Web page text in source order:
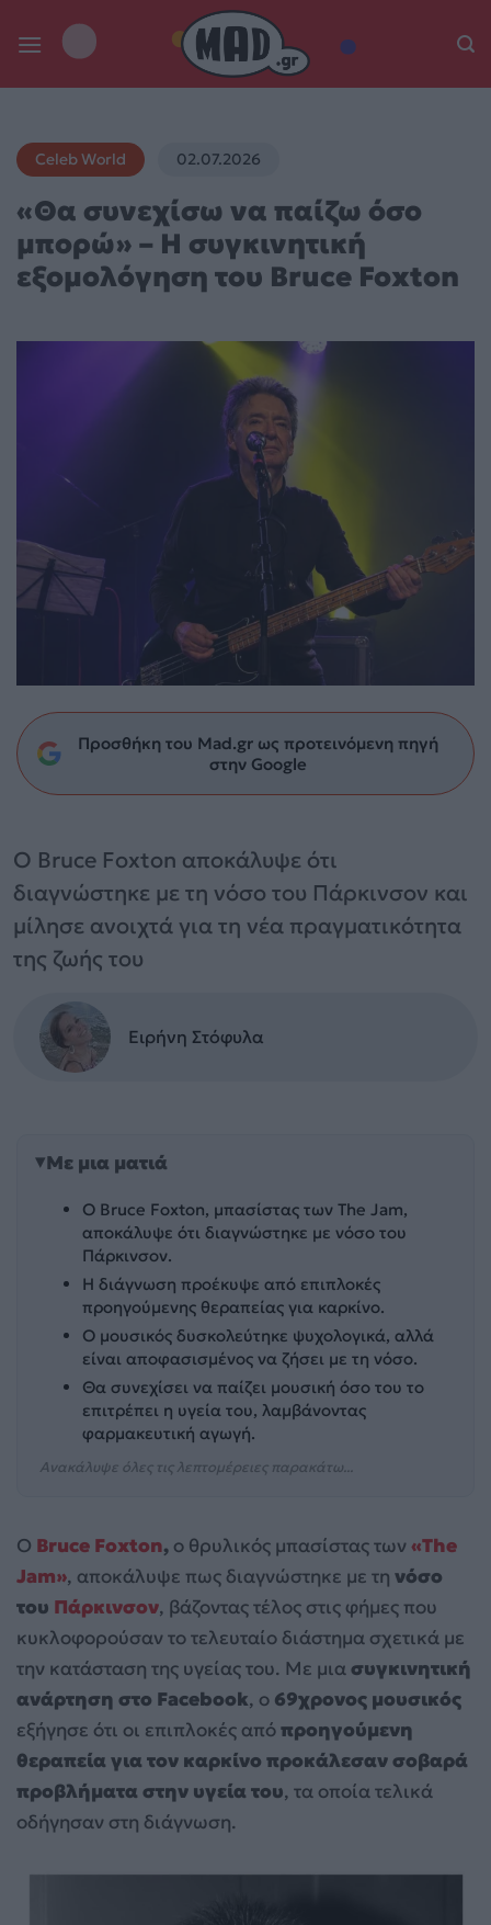
Celeb World 02.07.2026
«Θα συνεχίσω να παίζω όσο
μπορώ» – Η συγκινητική
εξομολόγηση του Bruce Foxton
Προσθήκη του Mad.gr ως προτεινόμενη πηγή
στην Google
Ο Bruce Foxton αποκάλυψε ότι
διαγνώστηκε με τη νόσο του Πάρκινσον και
μίλησε ανοιχτά για τη νέα πραγματικότητα
της ζωής του
Ειρήνη Στόφυλα
Με μια ματιά
Ο Bruce Foxton, μπασίστας των The Jam,
αποκάλυψε ότι διαγνώστηκε με νόσο του
Πάρκινσον.
Η διάγνωση προέκυψε από επιπλοκές
προηγούμενης θεραπείας για καρκίνο.
Ο μουσικός δυσκολεύτηκε ψυχολογικά, αλλά
είναι αποφασισμένος να ζήσει με τη νόσο.
Θα συνεχίσει να παίζει μουσική όσο του το
επιτρέπει η υγεία του, λαμβάνοντας
φαρμακευτική αγωγή.
Ανακάλυψε όλες τις λεπτομέρειες παρακάτω...
Ο Bruce Foxton, ο θρυλικός μπασίστας των«The
Jam», αποκάλυψε πως διαγνώστηκε με τη νόσο
του Πάρκινσον, βάζοντας τέλος στις φήμες που
κυκλοφορούσαν το τελευταίο διάστημα σχετικά με
την κατάσταση της υγείας του. Με μιασυγκινητική
ανάρτηση στο Facebook, ο 69χρονος μουσικός
εξήγησε ότι οι επιπλοκές απόπροηγούμενη
θεραπεία για τον καρκίνο προκάλεσαν σοβαρά
προβλήματα στην υγεία του, τα οποία τελικά
οδήγησαν στη διάγνωση.